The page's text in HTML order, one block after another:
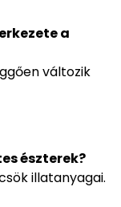
a
változik
észterek?
illatanyagai.